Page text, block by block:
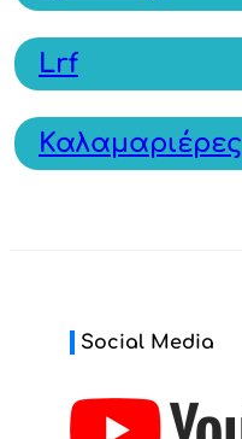
Lrf
Καλαμαριέρες
Social Media